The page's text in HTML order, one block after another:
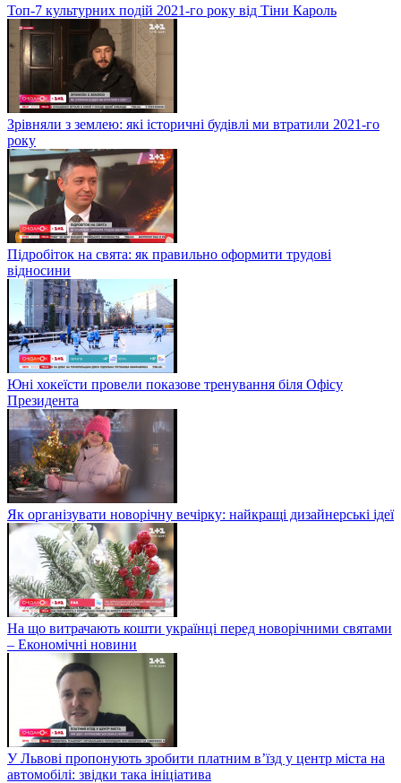
Топ-7 культурних подій 2021-го року від Тіни Кароль
Зрівняли з землею: які історичні будівлі ми втратили 2021-го
року
Підробіток на свята: як правильно оформити трудові
відносини
Юні хокеїсти провели показове тренування біля Офісу
Президента
Як організувати новорічну вечірку: найкращі дизайнерські ідеї
На що витрачають кошти українці перед новорічними святами
– Економічні новини
У Львові пропонують зробити платним в’їзд у центр міста на
автомобілі: звідки така ініціатива